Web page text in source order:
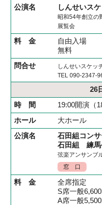
しんせいス
昭和54年創立の
展覧会
自由入場
無料
しんせいスケッ
TEL 090-2347-
26
19:00開演（
大ホール
石田組コン
石田組 練馬
弦楽アンサンブ
窓 口
全席指定
S席一般
A席一般